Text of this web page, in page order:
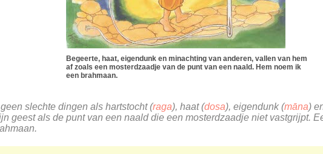
Begeerte, haat, eigendunk en minachting van anderen, vallen van hem
af zoals een mosterdzaadje van de punt van een naald. Hem noem ik
een brahmaan.
slechte dingen als hartstocht (raga), haat (dosa), eigendunk (māna)
geest als de punt van een naald die een mosterdzaadje niet vastgrijpt.